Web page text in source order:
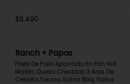
$9.490
Ranch + Papas
Filete De Pollo Apanado En Pan Not
Martin, Queso Cheddar, 3 Aros De
Cebolla,Tocino, Salsa Bbq, Salsa